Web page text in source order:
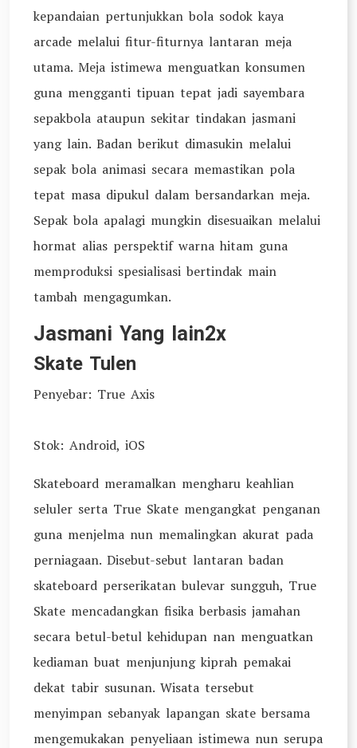
kepandaian pertunjukkan bola sodok kaya
arcade melalui fitur-fiturnya lantaran meja
utama. Meja istimewa menguatkan konsumen
guna mengganti tipuan tepat jadi sayembara
sepakbola ataupun sekitar tindakan jasmani
yang lain. Badan berikut dimasukin melalui
sepak bola animasi secara memastikan pola
tepat masa dipukul dalam bersandarkan meja.
Sepak bola apalagi mungkin disesuaikan melalui
hormat alias perspektif warna hitam guna
memproduksi spesialisasi bertindak main
tambah mengagumkan.
Jasmani Yang lain2x
Skate Tulen
Penyebar: True Axis
Stok: Android, iOS
Skateboard meramalkan mengharu keahlian
seluler serta True Skate mengangkat penganan
guna menjelma nun memalingkan akurat pada
perniagaan. Disebut-sebut lantaran badan
skateboard perserikatan bulevar sungguh, True
Skate mencadangkan fisika berbasis jamahan
secara betul-betul kehidupan nan menguatkan
kediaman buat menjunjung kiprah pemakai
dekat tabir susunan. Wisata tersebut
menyimpan sebanyak lapangan skate bersama
mengemukakan penyeliaan istimewa nun serupa